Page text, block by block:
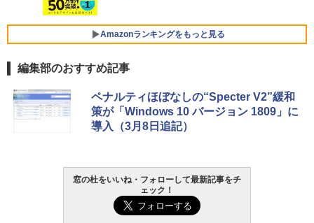
FMV ノートパソコン WE1-K3 (MS 365 P
ersonal/Copilotキー搭載/Win 11/15.6型/
VWK3E15W_AZ
￥120,000
Amazonランキングをもっと見る
Amazon Kindle Paperwhite (16GB) 7イ
ンチディスプレイ、色調調節ライト、12
週間持続バッテリー、広告なし、ブラッ
ク
Amazon Kindle - 目に優しい、かさばら
ない、大きな画面で読みやすい、6週間持
続バッテリー、6インチディスプレイ電子
編集部のおすすめ記事
ペナルティほぼなしの“Specter V2”緩和
策が「Windows 10 バージョン 1809」に
導入（3月8日追記）
窓の杜をいいね・フォローして最新記事をチ
ェック！